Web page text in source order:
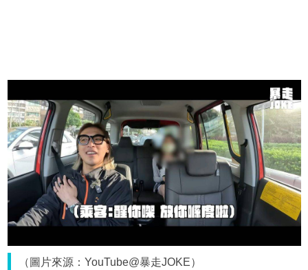
（圖片來源：YouTube@暴走JOKE）